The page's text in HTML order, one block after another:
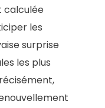
calculée
les
surprise
les plus